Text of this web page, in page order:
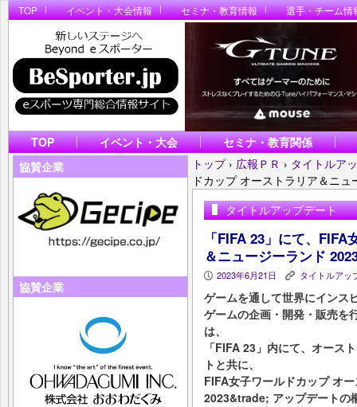
TOP イベント・大会情報 セミナ・教育情報 選手・チーム情
TOP イベント・大会
セミナ・教育関係
協賛企業
協賛企業
トップ › 広報ＰＲ › タイトルア
ドカップ オーストラリア＆ニ
タイトルアップデート
「FIFA 23」にて、
＆ニュージーランド
P 2023年6月21日 K タイトルアッ
ゲームを通して世界にインス
ゲームの企画・開発・販売
は、
「FIFA 23」内にて、オース
トと共に、
FIFA女子ワールドカップ オ
2023&trade; アップデートの